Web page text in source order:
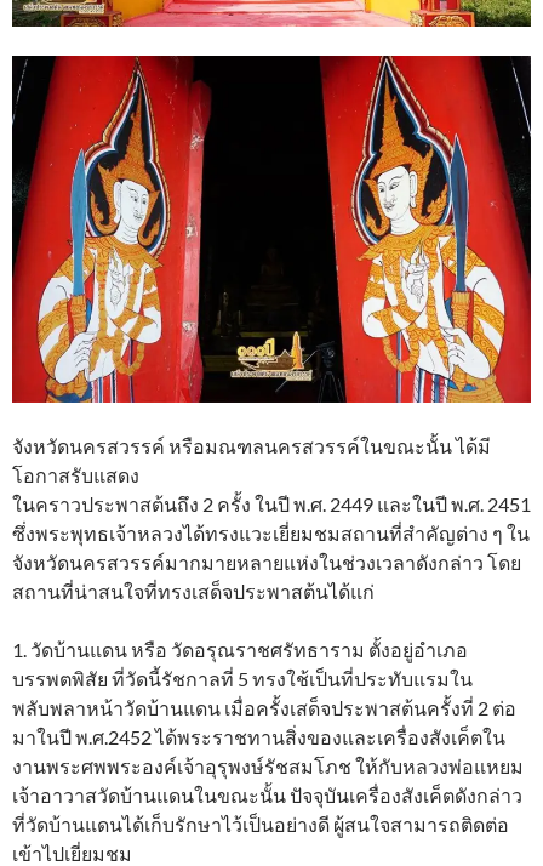
จังหวัดนครสวรรค์ หรือมณฑลนครสวรรค์ในขณะนั้น ได้มี
โอกาสรับแสดง
ในคราวประพาสต้นถึง 2 ครั้ง ในปี พ.ศ. 2449 และในปี พ.ศ. 2451
ซึ่งพระพุทธเจ้าหลวงได้ทรงแวะเยี่ยมชมสถานที่สำคัญต่าง ๆ ใน
จังหวัดนครสวรรค์มากมายหลายแห่งในช่วงเวลาดังกล่าว โดย
สถานที่น่าสนใจที่ทรงเสด็จประพาสต้นได้แก่
1. วัดบ้านแดน หรือ วัดอรุณราชศรัทธาราม ตั้งอยู่อำเภอ
บรรพตพิสัย ที่วัดนี้รัชกาลที่ 5 ทรงใช้เป็นที่ประทับแรมใน
พลับพลาหน้าวัดบ้านแดน เมื่อครั้งเสด็จประพาสต้นครั้งที่ 2 ต่อ
มาในปี พ.ศ.2452 ได้พระราชทานสิ่งของและเครื่องสังเค็ตใน
งานพระศพพระองค์เจ้าอุรุพงษ์รัชสมโภช ให้กับหลวงพ่อแหยม
เจ้าอาวาสวัดบ้านแดนในขณะนั้น ปัจจุบันเครื่องสังเค็ตดังกล่าว
ที่วัดบ้านแดนได้เก็บรักษาไว้เป็นอย่างดี ผู้สนใจสามารถติดต่อ
เข้าไปเยี่ยมชม